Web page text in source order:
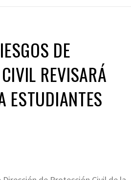
DE
REVISARÁ
ESTUDIANTES